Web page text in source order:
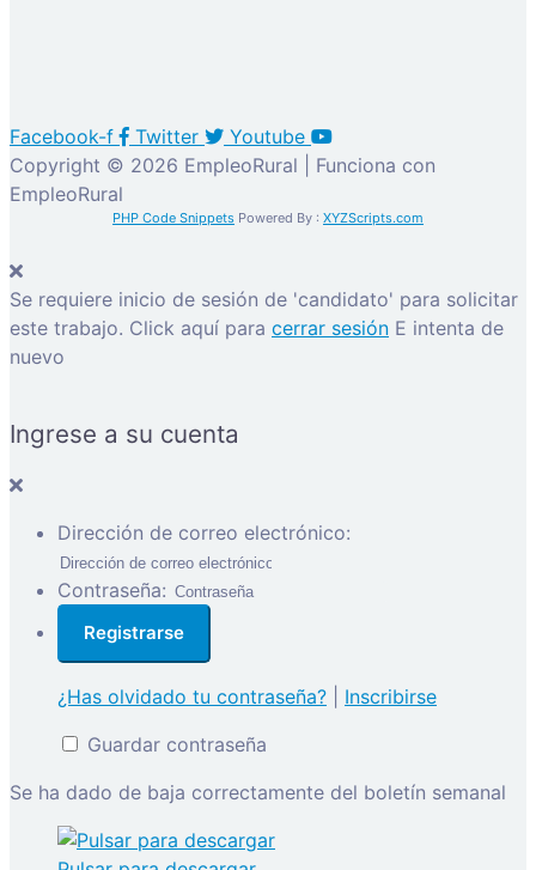
Facebook-f Twitter
Youtube
Copyright © 2026 EmpleoRural | Funciona con
EmpleoRural
PHP Code Snippets Powered By : XYZScripts.com
Se requiere inicio de sesión de 'candidato' para solicitar
este trabajo. Click aquí para cerrar sesión E intenta de
nuevo
Ingrese a su cuenta
Dirección de correo electrónico:
Contraseña:
¿Has olvidado tu contraseña?
Inscribirse
Guardar contraseña
Se ha dado de baja correctamente del boletín semanal